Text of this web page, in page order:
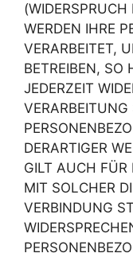
WERDEN IHRE
VERARBEITET,
BETREIBEN, SO
JEDERZEIT
VERARBEITUNG
DERARTIGER
GILT AUCH FÜR
MIT SOLCHER
VERBINDUNG